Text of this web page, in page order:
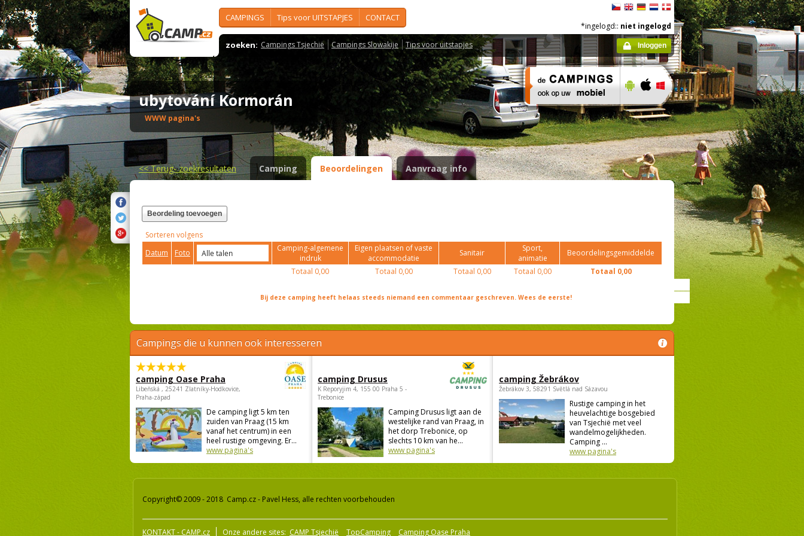
CAMPINGS Tips voor UITSTAPJES CONTACT
zoeken: Campings Tsjechië Campings Slowakije Tips voor uitstapjes
*ingelogd:: niet ingelogd
Inloggen
ubytování Kormorán
WWW pagina's
<<Terug- zoekresultaten Camping Beoordelingen Aanvraag info
Beordeling toevoegen
Sorteren volgens
Datum
Foto
Camping-algemene
indruk
Eigen plaatsen of vaste
accommodatie
Sanitair
Sport,
animatie
Beoordelingsgemiddelde
Totaal 0,00 Totaal 0,00 Totaal 0,00 Totaal 0,00 Totaal 0,00
Bij deze camping heeft helaas steeds niemand een commentaar geschreven. Wees de eerste!
Campings die u kunnen ook interesseren
camping Oase Praha
Libeňská , 25241 Zlatníky-Hodkovice,
Praha-západ
De camping ligt 5 km ten
zuiden van Praag (15 km
vanaf het centrum) in een
heel rustige omgeving. Er...
www pagina's
camping Drusus
K Reporyjim 4, 155 00 Praha 5 -
Trebonice
Camping Drusus ligt aan de
westelijke rand van Praag, in
het dorp Trebonice, op
slechts 10 km van he...
www pagina's
camping Žebrákov
Žebrákov 3, 58291 Světlá nad Sázavou
Rustige camping in het
heuvelachtige bosgebied
van Tsjechië met veel
wandelmogelijkheden.
Camping ...
www pagina's
Copyright© 2009 - 2018 Camp.cz - Pavel Hess, alle rechten voorbehouden
KONTAKT - CAMP.cz Onze andere sites: CAMP Tsjechië TopCamping Camping Oase Praha